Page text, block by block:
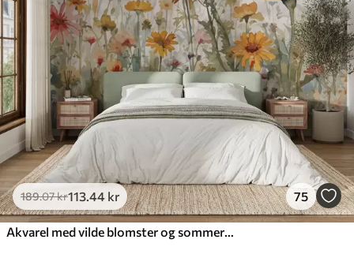
189.07kr113 .44 kr 75